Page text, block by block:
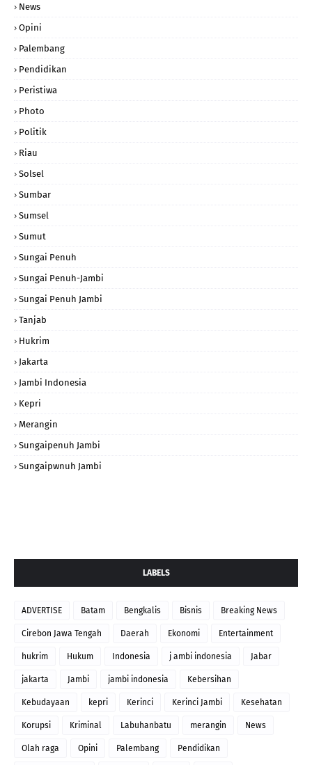
News
Opini
Palembang
Pendidikan
Peristiwa
Photo
Politik
Riau
Solsel
Sumbar
Sumsel
Sumut
Sungai Penuh
Sungai Penuh-Jambi
Sungai Penuh Jambi
Tanjab
Hukrim
Jakarta
Jambi Indonesia
Kepri
Merangin
Sungaipenuh Jambi
Sungaipwnuh Jambi
LABELS
ADVERTISE Batam Bengkalis Bisnis Breaking News
Cirebon Jawa Tengah Daerah Ekonomi Entertainment
hukrim Hukum Indonesia j ambi indonesia Jabar
jakarta Jambi jambi indonesia Kebersihan
Kebudayaan kepri Kerinci Kerinci Jambi Kesehatan
Korupsi Kriminal Labuhanbatu merangin News
Olah raga Opini Palembang Pendidikan